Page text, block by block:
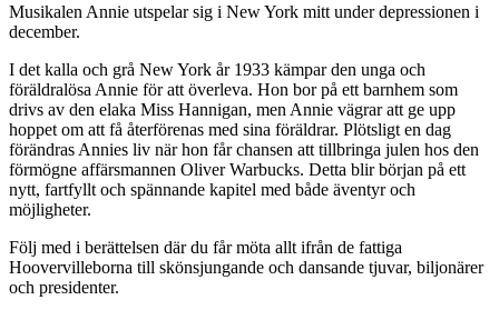
Musikalen Annie utspelar sig i New York mitt under depressionen i
december.
I det kalla och grå New York år 1933 kämpar den unga och
föräldralösa Annie för att överleva. Hon bor på ett barnhem som
drivs av den elaka Miss Hannigan, men Annie vägrar att ge upp
hoppet om att få återförenas med sina föräldrar. Plötsligt en dag
förändras Annies liv när hon får chansen att tillbringa julen hos den
förmögne affärsmannen Oliver Warbucks. Detta blir början på ett
nytt, fartfyllt och spännande kapitel med både äventyr och
möjligheter.
Följ med i berättelsen där du får möta allt ifrån de fattiga
Hoovervilleborna till skönsjungande och dansande tjuvar, biljonärer
och presidenter.